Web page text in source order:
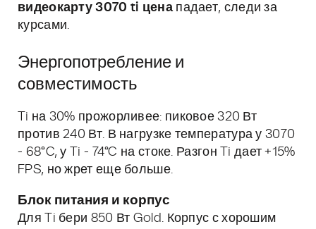
видеокарту 3070 ti ценападает, следи за
курсами.
Энергопотребление и
совместимость
Ti на 30% прожорливее: пиковое 320 Вт
против 240 Вт. В нагрузке температура у 3070
- 68°C, у Ti - 74°C на стоке. Разгон Ti дает +15%
FPS, но жрет еще больше.
Блок питания и корпус
Для Ti бери 850 Вт Gold. Корпус с хорошим